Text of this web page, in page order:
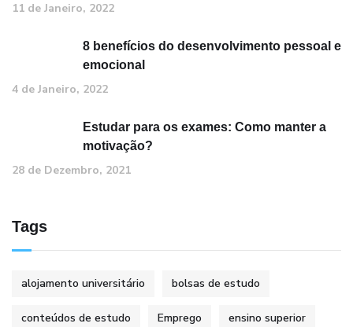
11 de Janeiro, 2022
8 benefícios do desenvolvimento pessoal e
emocional
4 de Janeiro, 2022
Estudar para os exames: Como manter a
motivação?
28 de Dezembro, 2021
Tags
alojamento universitário bolsas de estudo
conteúdos de estudo Emprego ensino superior